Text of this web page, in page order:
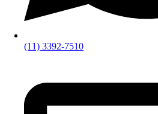
(11) 3392-7510